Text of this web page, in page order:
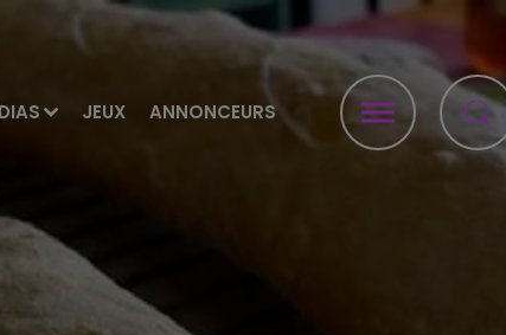
JEUX ANNONCEURS